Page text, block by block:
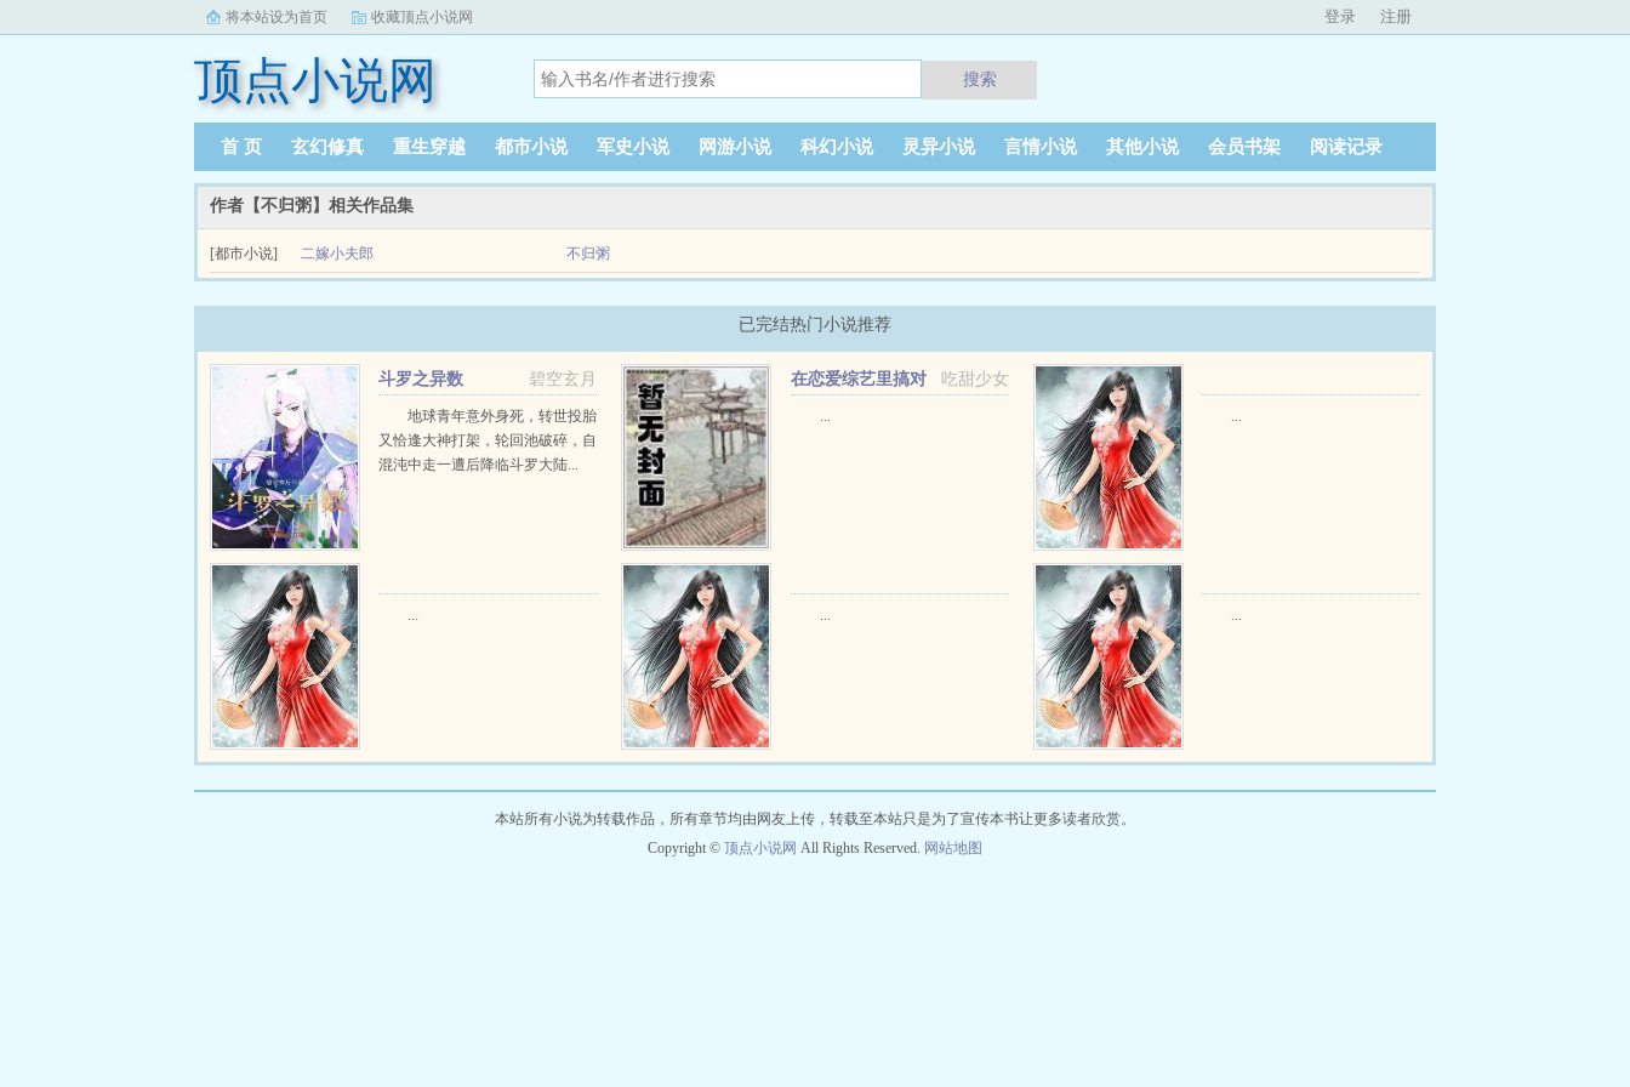
将本站设为首页 收藏顶点小说网 登录 注册
顶点小说网 搜索
首 页 玄幻修真 重生穿越 都市小说 军史小说 网游小说 科幻小说 灵异小说 言情小说 其他小说 会员书架 阅读记录
作者【不归粥】相关作品集
[都市小说] 二嫁小夫郎 不归粥
已完结热门小说推荐
碧空玄月
斗罗之异数
地球青年意外身死，转世投胎
又恰逢大神打架，轮回池破碎，自
混沌中走一遭后降临斗罗大陆...
吃甜少女
在恋爱综艺里搞对
... ...
... ... ...
本站所有小说为转载作品，所有章节均由网友上传，转载至本站只是为了宣传本书让更多读者欣赏。
Copyright © 顶点小说网 All Rights Reserved. 网站地图